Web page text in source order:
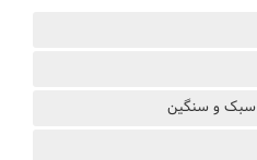
سبک و سنگین